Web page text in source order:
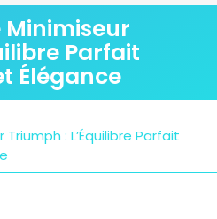
Parfait
Élégance
: L’Équilibre Parfait